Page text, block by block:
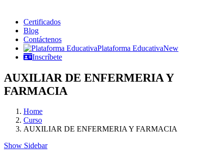
Certificados
Blog
Contáctenos
Plataforma EducativaNew
Inscríbete
AUXILIAR DE ENFERMERIA Y
FARMACIA
Home
Curso
AUXILIAR DE ENFERMERIA Y FARMACIA
Show Sidebar